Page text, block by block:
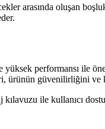
arasında oluşan
performansı ile
ürünün güvenilirliğini ve
ile kullanıcı